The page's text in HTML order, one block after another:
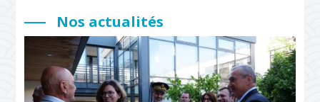
Nos actualités